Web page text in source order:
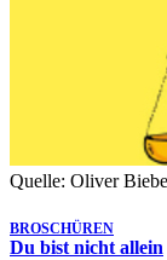
Quelle: Oliver
BROSCHÜREN
Du bist nicht allein